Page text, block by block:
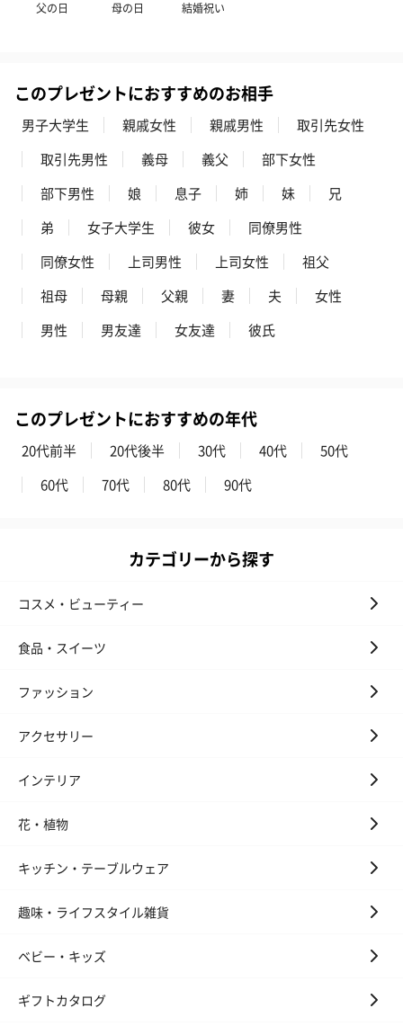
おつまみ・その他
ン）（981円）
父の日 母の日 結婚祝い
このプレゼントにおすすめのお相手
男子大学生 親戚女性 親戚男性
取引先女性
取引先男性
義母 義父
部下女性
部下男性
娘 息子 姉 妹
兄
弟
女子大学生 彼女
同僚男性
同僚女性
上司男性 上司女性
祖父
祖母
母親 父親 妻 夫
女性
男性
男友達 女友達 彼氏
このプレゼントにおすすめの年代
20代前半 20代後半 30代 40代
50代
60代
70代 80代 90代
カテゴリーから探す
コスメ・ビューティー
食品・スイーツ
ファッション
アクセサリー
インテリア
花・植物
キッチン・テーブルウェア
趣味・ライフスタイル雑貨
ベビー・キッズ
ギフトカタログ